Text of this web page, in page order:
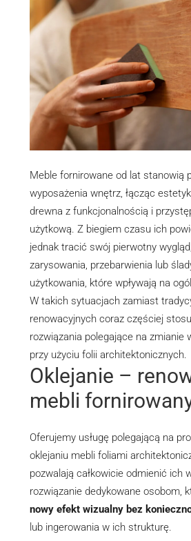
Meble fornirowane od lat stanowią
wyposażenia wnętrz, łącząc
drewna z funkcjonalnością i
użytkową. Z biegiem czasu ich
jednak tracić swój pierwotny
zarysowania, przebarwienia lub
użytkowania, które wpływają na
W takich sytuacjach zamiast
renowacyjnych coraz częściej
rozwiązania polegające na zmianie
przy użyciu folii architektonicznych.
Oklejanie –
mebli
Oferujemy usługę polegającą na
oklejaniu mebli foliami
pozwalają całkowicie odmienić ich
rozwiązanie dedykowane osobom,
nowy efekt wizualny bez
lub ingerowania w ich strukturę.